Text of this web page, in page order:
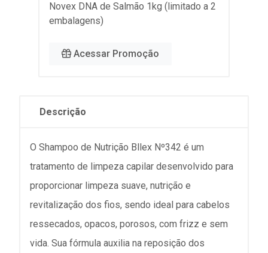
Novex DNA de Salmão 1kg (limitado a 2
embalagens)
Acessar Promoção
Descrição
O Shampoo de Nutrição Bllex Nº342 é um
tratamento de limpeza capilar desenvolvido para
proporcionar limpeza suave, nutrição e
revitalização dos fios, sendo ideal para cabelos
ressecados, opacos, porosos, com frizz e sem
vida. Sua fórmula auxilia na reposição dos